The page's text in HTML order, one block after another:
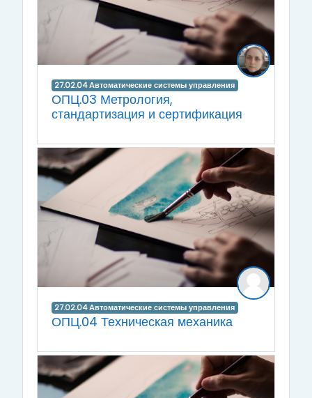
27.02.04 Автоматические системы управления
ОПЦ.03 Метрология,
стандартизация и сертификация
27.02.04 Автоматические системы управления
ОПЦ.04 Техническая механика